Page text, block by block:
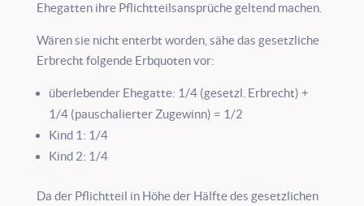
Ehegatten ihre Pflichtteilsansprüche geltend machen.
Wären sie nicht enterbt worden, sähe das gesetzliche
Erbrecht folgende Erbquoten vor:
überlebender Ehegatte: 1/4 (gesetzl. Erbrecht) +
1/4 (pauschalierter Zugewinn) = 1/2
Kind 1: 1/4
Kind 2: 1/4
Da der Pflichtteil in Höhe der Hälfte des gesetzlichen